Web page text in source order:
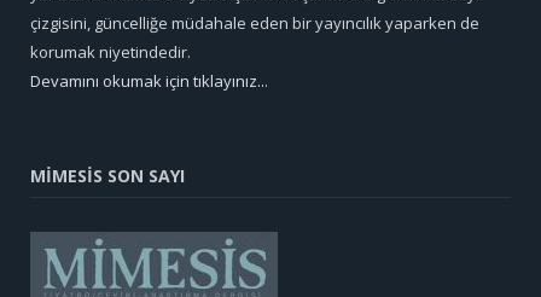
çizgisini, güncelliğe müdahale eden bir yayıncılık yaparken de
korumak niyetindedir.
Devamını okumak için tıklayınız...
MİMESİS SON SAYI